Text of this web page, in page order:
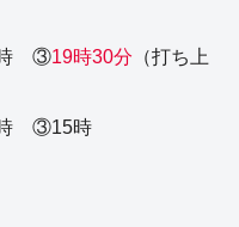
時 ③19時30分 （打ち上
③15時